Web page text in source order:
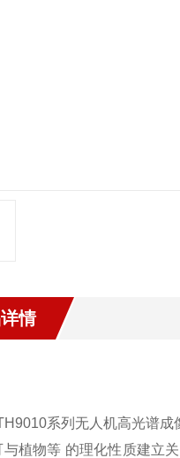
情
系列无人机高光谱成像
与植物等 的理化性质建立